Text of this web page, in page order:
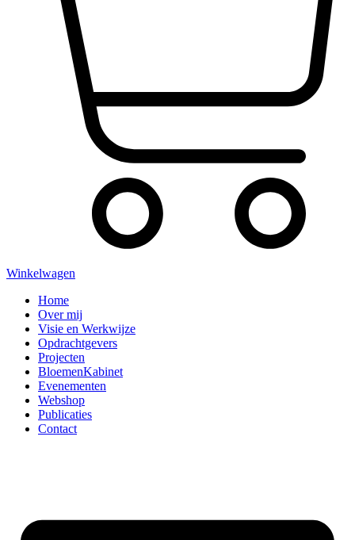
Winkelwagen
Home
Over mij
Visie en Werkwijze
Opdrachtgevers
Projecten
BloemenKabinet
Evenementen
Webshop
Publicaties
Contact